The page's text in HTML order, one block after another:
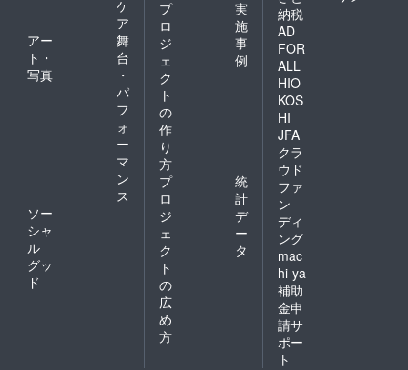
ケ
ア
アー
ト・
写真
舞
台
・
パ
フ
ォ
ー
マ
ン
ス
ソー
シャ
ル
グッ
ド
プ
ロ
ジ
ェ
ク
ト
の
作
り
方
実
施
事
例
プ
ロ
ジ
ェ
ク
ト
の
広
め
方
統
計
デ
ー
タ
納税
AD
FOR
ALL
HIO
KOS
HI
JFA
クラ
ウド
ファ
ン
ディ
ング
mac
hi-ya
補助
金申
請サ
ポー
ト